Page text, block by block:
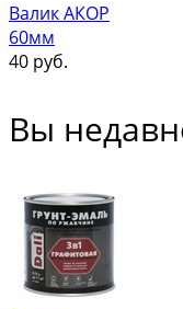
Валик АКОР
60мм
40 руб.
Вы